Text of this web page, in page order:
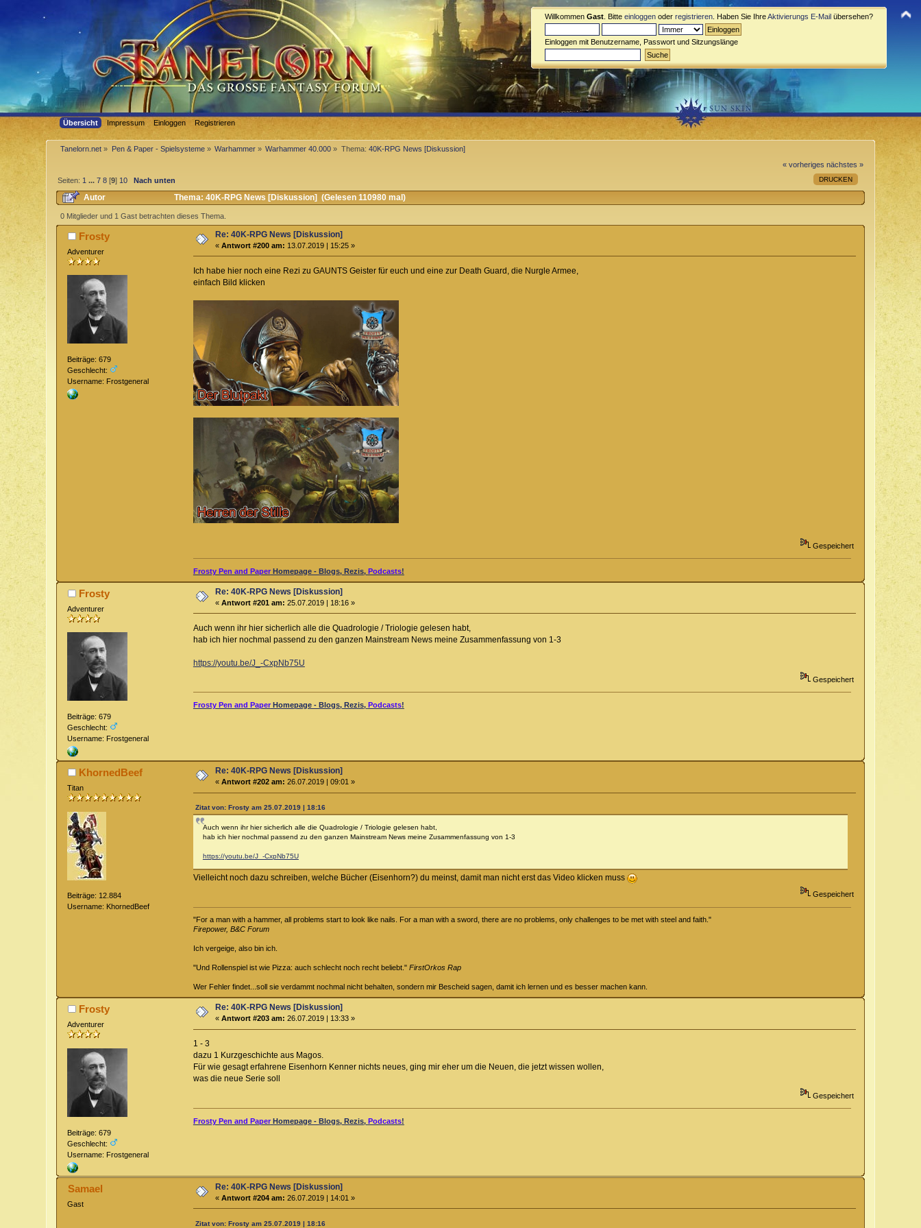
Willkommen Gast . Bitte einloggen oder registrieren . Haben Sie IhreAktivierungs E-Mail übersehen?
Einloggen mit Benutzername, Passwort und Sitzungslänge
Übersicht Impressum Einloggen Registrieren
Tanelorn.net » Pen & Paper - Spielsysteme» Warhammer » Warhammer 40.000 » Thema: 40K-RPG News [Diskussion]
« vorheriges nächstes »
DRUCKEN
Seiten: 1 ...7 8 [9] 10 Nach unten
Autor Thema: 40K-RPG News [Diskussion] (Gelesen 110980 mal)
0 Mitglieder und 1 Gast betrachten dieses Thema.
Frosty
Adventurer
Beiträge: 679
Geschlecht:
Username: Frostgeneral
Re: 40K-RPG News [Diskussion]
«Antwort #200 am: 13.07.2019 | 15:25 »
Ich habe hier noch eine Rezi zu GAUNTS Geister für euch und eine zur Death Guard, die Nurgle Armee,
einfach Bild klicken
Gespeichert
Frosty Pen and PaperHomepage - Blogs, Rezis, Podcasts!
Frosty
Adventurer
Beiträge: 679
Geschlecht:
Username: Frostgeneral
Re: 40K-RPG News [Diskussion]
«Antwort #201 am: 25.07.2019 | 18:16 »
Auch wenn ihr hier sicherlich alle die Quadrologie / Triologie gelesen habt,
hab ich hier nochmal passend zu den ganzen Mainstream News meine Zusammenfassung von 1-3
https://youtu.be/J_-CxpNb75U
Gespeichert
Frosty Pen and PaperHomepage - Blogs, Rezis, Podcasts!
KhornedBeef
Titan
Beiträge: 12.884
Username: KhornedBeef
Re: 40K-RPG News [Diskussion]
«Antwort #202 am: 26.07.2019 | 09:01 »
Zitat von: Frosty am 25.07.2019 | 18:16
Auch wenn ihr hier sicherlich alle die Quadrologie / Triologie gelesen habt,
hab ich hier nochmal passend zu den ganzen Mainstream News meine Zusammenfassung von 1-3
https://youtu.be/J_-CxpNb75U
Vielleicht noch dazu schreiben, welche Bücher (Eisenhorn?) du meinst, damit man nicht erst das Video klicken muss
Gespeichert
"For a man with a hammer, all problems start to look like nails. For a man with a sword, there are no problems, only challenges to be met with steel and faith."
Firepower, B&C Forum
Ich vergeige, also bin ich.
"Und Rollenspiel ist wie Pizza: auch schlecht noch recht beliebt." FirstOrkos Rap
Wer Fehler findet...soll sie verdammt nochmal nicht behalten, sondern mir Bescheid sagen, damit ich lernen und es besser machen kann.
Frosty
Adventurer
Beiträge: 679
Geschlecht:
Username: Frostgeneral
Re: 40K-RPG News [Diskussion]
«Antwort #203 am: 26.07.2019 | 13:33 »
1 - 3
dazu 1 Kurzgeschichte aus Magos.
Für wie gesagt erfahrene Eisenhorn Kenner nichts neues, ging mir eher um die Neuen, die jetzt wissen wollen,
was die neue Serie soll
Gespeichert
Frosty Pen and PaperHomepage - Blogs, Rezis, Podcasts!
Samael
Gast
Re: 40K-RPG News [Diskussion]
«Antwort #204 am: 26.07.2019 | 14:01 »
Zitat von: Frosty am 25.07.2019 | 18:16